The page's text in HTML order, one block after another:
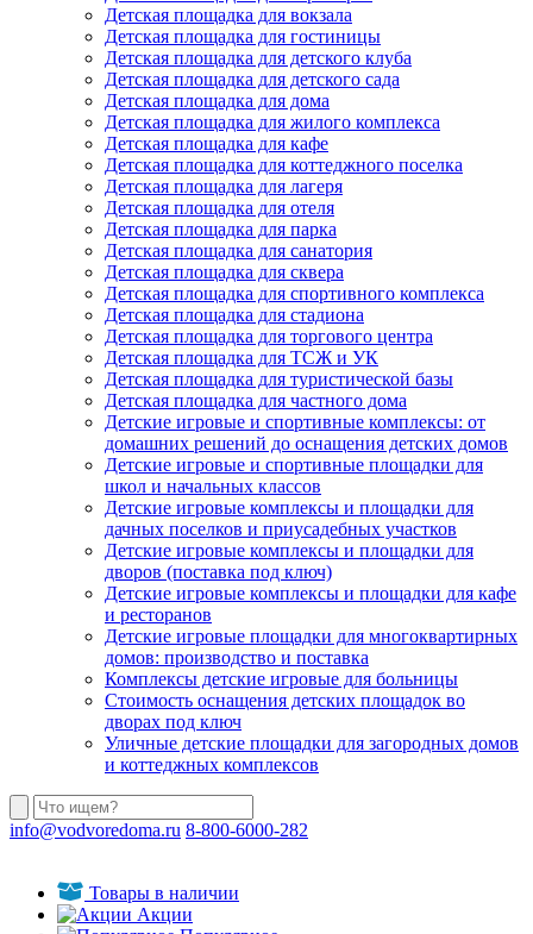
Детская площадка для вокзала
Детская площадка для гостиницы
Детская площадка для детского клуба
Детская площадка для детского сада
Детская площадка для дома
Детская площадка для жилого комплекса
Детская площадка для кафе
Детская площадка для коттеджного поселка
Детская площадка для лагеря
Детская площадка для отеля
Детская площадка для парка
Детская площадка для санатория
Детская площадка для сквера
Детская площадка для спортивного комплекса
Детская площадка для стадиона
Детская площадка для торгового центра
Детская площадка для ТСЖ и УК
Детская площадка для туристической базы
Детская площадка для частного дома
Детские игровые и спортивные комплексы: от
домашних решений до оснащения детских домов
Детские игровые и спортивные площадки для
школ и начальных классов
Детские игровые комплексы и площадки для
дачных поселков и приусадебных участков
Детские игровые комплексы и площадки для
дворов (поставка под ключ)
Детские игровые комплексы и площадки для кафе
и ресторанов
Детские игровые площадки для многоквартирных
домов: производство и поставка
Комплексы детские игровые для больницы
Стоимость оснащения детских площадок во
дворах под ключ
Уличные детские площадки для загородных домов
и коттеджных комплексов
info@vodvoredoma.ru 8-800-6000-282
Товары в наличии
Акции